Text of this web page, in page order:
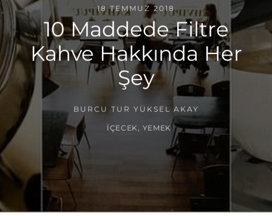
18 TEMMUZ 2018
10 Maddede Filtre
Kahve Hakkında Her
Şey
BURCU TUR YÜKSEL AKAY
İÇECEK YEMEK